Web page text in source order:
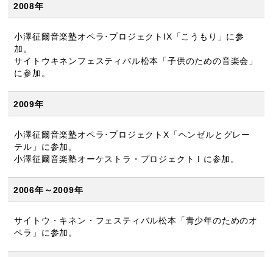
2008年
小澤征爾音楽塾オペラ･プロジェクトIX「こうもり」に参
加。
サイトウキネンフェスティバル松本「子供のための音楽会」
に参加。
2009年
小澤征爾音楽塾オペラ･プロジェクトX「ヘンゼルとグレー
テル」に参加。
小澤征爾音楽塾オーケストラ・プロジェクト I に参加。
2006年～2009年
サイトウ・キネン・フェスティバル松本「青少年のためのオ
ペラ」に参加。